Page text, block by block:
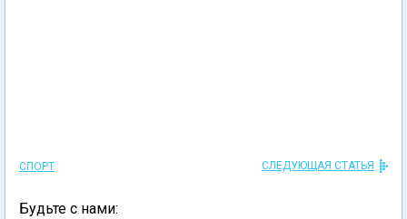
СПОРТ СЛЕДУЮЩАЯ СТАТЬЯ
Будьте с нами: